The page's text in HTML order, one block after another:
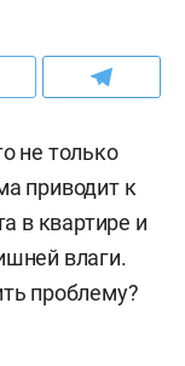
не только
приводит к
в квартире и
влаги.
проблему?